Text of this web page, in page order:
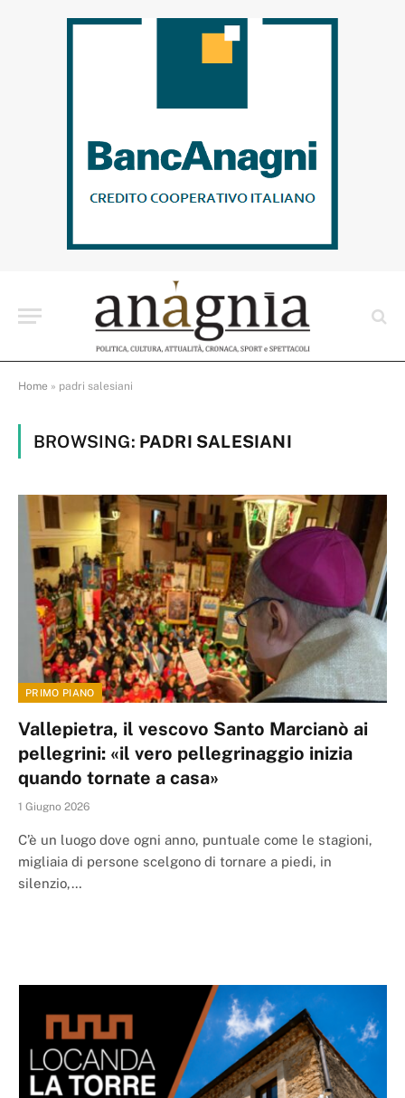
Home » padri salesiani
BROWSING: PADRI SALESIANI
PRIMO PIANO
Vallepietra, il vescovo Santo Marcianò ai
pellegrini: «il vero pellegrinaggio inizia
quando tornate a casa»
1 Giugno 2026
C’è un luogo dove ogni anno, puntuale come le stagioni,
migliaia di persone scelgono di tornare a piedi, in
silenzio,…